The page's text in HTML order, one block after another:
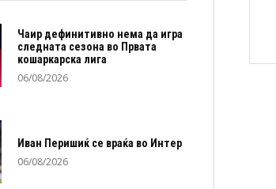
Чаир дефинитивно нема да игра
следната сезона во Првата
кошаркарска лига
06/08/2026
Иван Перишиќ се враќа во Интер
06/08/2026